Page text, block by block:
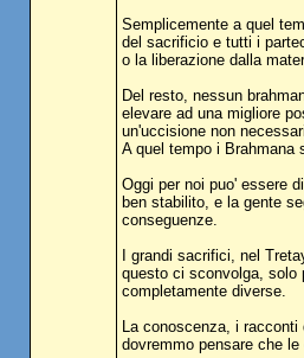
Semplicemente a quel
del sacrificio e tutti i
o la liberazione dalla
Del resto, nessun
elevare ad una migliore
un'uccisione non
A quel tempo i Brahmana
Oggi per noi puo' essere
ben stabilito, e la gente
conseguenze.
I grandi sacrifici, nel
questo ci sconvolga, solo
completamente diverse.
La conoscenza, i
dovremmo pensare che